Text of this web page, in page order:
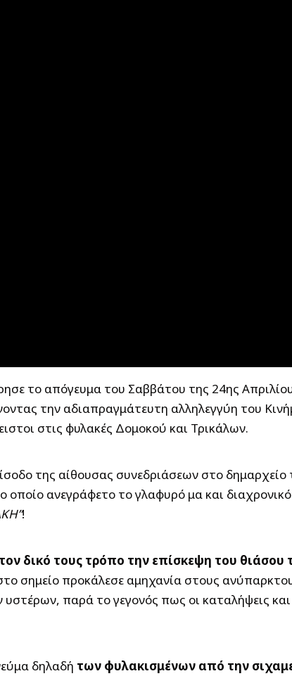
το απόγευμα του Σαββάτου της 24ης
την αδιαπραγμάτευτη αλληλεγγύη του
στις φυλακές Δομοκού και Τρικάλων.
της αίθουσας συνεδριάσεων στο
ανεγράφετο το γλαφυρό μα και
!
δικό τους τρόπο την επίσκεψη του
σημείο προκάλεσε αμηχανία στους
υστέρων, παρά το γεγονός πως οι καταλήψεις
δηλαδή των φυλακισμένων από την